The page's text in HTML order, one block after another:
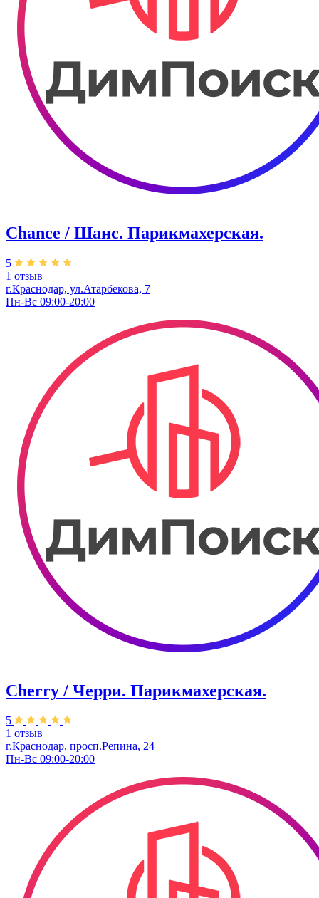
Chance / Шанс. Парикмахерская.
5
1 отзыв
г.Краснодар, ул.Атарбекова, 7
Пн-Вс 09:00-20:00
Cherry / Черри. Парикмахерская.
5
1 отзыв
г.Краснодар, просп.Репина, 24
Пн-Вс 09:00-20:00